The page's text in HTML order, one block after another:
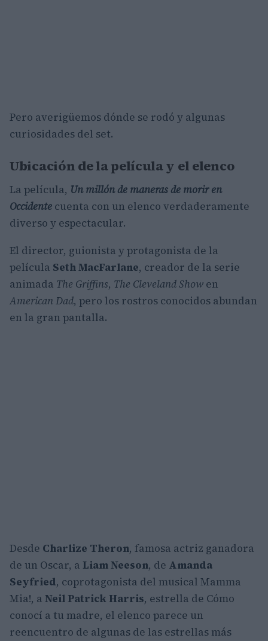
Pero averigüemos dónde se rodó y algunas
curiosidades del set.
Ubicación de la película y el elenco
La película, Un millón de maneras de morir en
Occidente cuenta con un elenco verdaderamente
diverso y espectacular.
El director, guionista y protagonista de la
película Seth MacFarlane, creador de la serie
animada The Griffins, The Cleveland Show en
American Dad, pero los rostros conocidos abundan
en la gran pantalla.
Desde Charlize Theron, famosa actriz ganadora
de un Oscar, a Liam Neeson, de Amanda
Seyfried, coprotagonista del musical Mamma
Mia!, a Neil Patrick Harris, estrella de Cómo
conocí a tu madre, el elenco parece un
reencuentro de algunas de las estrellas más